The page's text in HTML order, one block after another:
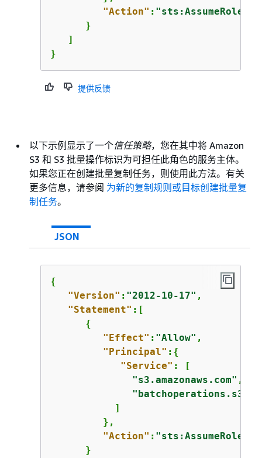
"Action" : "sts:AssumeRole"
      }
   ]
}
提供反馈
以下示例显示了一个信任策略，您在其中将 Amazon
S3 和 S3 批量操作标识为可担任此角色的服务主体。
如果您正在创建批量复制任务，则使用此方法。有关
更多信息，请参阅 为新的复制规则或目标创建批量复
制任务。
JSON
{
"Version" : "2012-10-17" ,
"Statement" :[
{
"Effect" : "Allow" ,
"Principal" : {
"Service" : [
"s3.amazonaws.com" ,
           ]
         },
"Action" : "sts:AssumeRole"
      }